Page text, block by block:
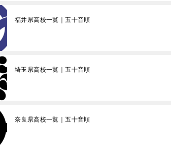
福井県高校一覧｜五十音順
埼玉県高校一覧｜五十音順
奈良県高校一覧｜五十音順